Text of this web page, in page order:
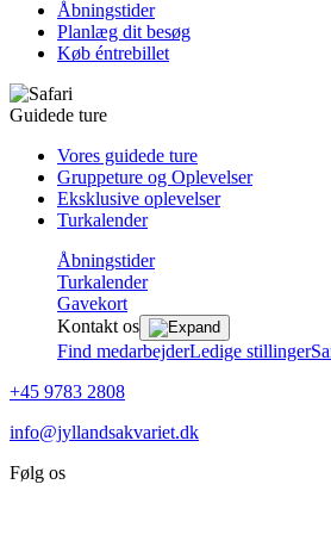
Åbningstider
Planlæg dit besøg
Køb éntrebillet
Guidede ture
Vores guidede ture
Gruppeture og Oplevelser
Eksklusive oplevelser
Turkalender
Åbningstider
Turkalender
Gavekort
Kontakt os
Find medarbejderLedige stillinger
+45 9783 2808
info@jyllandsakvariet.dk
Følg os